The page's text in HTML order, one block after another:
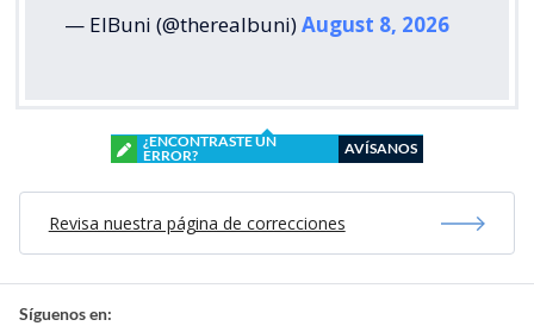
— ElBuni (@therealbuni)August 8, 2026
¿ENCONTRASTE UN
ERROR?
AVÍSANOS
Revisa nuestra página de correcciones
Síguenos en: